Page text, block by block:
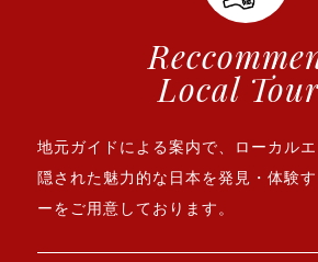
Local
地元ガイドによる案内で、ローカル
隠された 魅力的な日本を発見・体験
ーをご用意しております。